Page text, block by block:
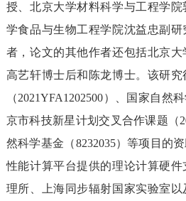
授、北京大学材料科学与工程学
学食品与生物工程学 院沈益忠副研
者，论文的其他作者还包括北京
高艺轩博士后和陈龙博士。该研究
（2021YFA1202500）、国家自然
京市科技新星计划交叉合作课题（
然科学基金（8232035）等项目的
性能计算平台提供的理论计算硬件
理所、上海同步辐射国家实验室